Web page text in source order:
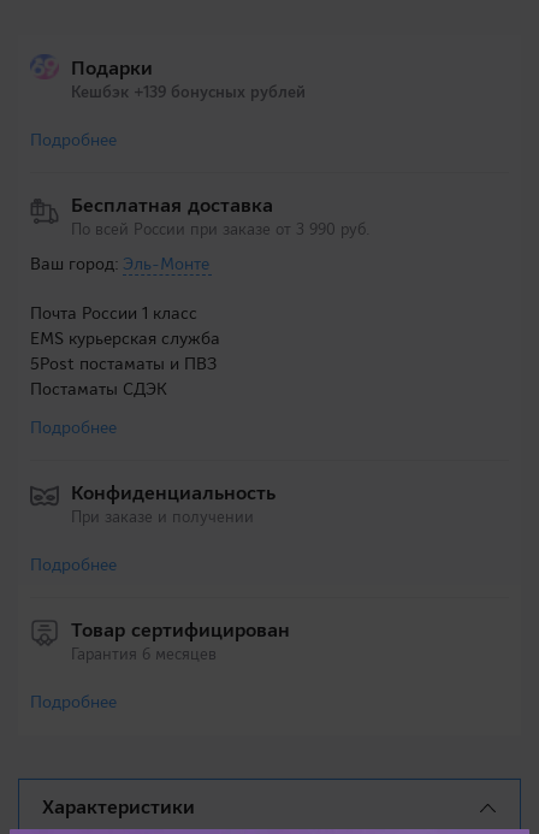
Подарки
Кешбэк +139 бонусных рублей
Подробнее
Бесплатная доставка
По всей России при заказе от 3 990 руб.
Ваш город: Эль-Монте
Почта России 1 класс
EMS курьерская служба
5Post постаматы и ПВЗ
Постаматы СДЭК
Подробнее
Конфиденциальность
При заказе и получении
Подробнее
Товар сертифицирован
Гарантия 6 месяцев
Подробнее
Характеристики